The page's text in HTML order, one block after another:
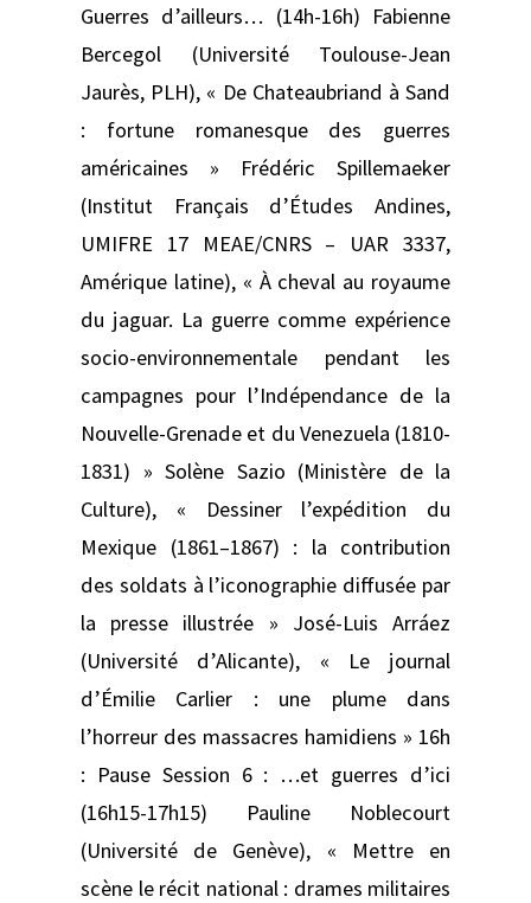
Guerres d’ailleurs… (14h-16h) Fabienne
Bercegol (Université Toulouse-Jean
Jaurès, PLH), « De Chateaubriand à Sand
: fortune romanesque des guerres
américaines » Frédéric Spillemaeker
(Institut Français d’Études Andines,
UMIFRE 17 MEAE/CNRS – UAR 3337,
Amérique latine), « À cheval au royaume
du jaguar. La guerre comme expérience
socio-environnementale pendant les
campagnes pour l’Indépendance de la
Nouvelle-Grenade et du Venezuela (1810-
1831) » Solène Sazio (Ministère de la
Culture), « Dessiner l’expédition du
Mexique (1861–1867) : la contribution
des soldats à l’iconographie diffusée par
la presse illustrée » José-Luis Arráez
(Université d’Alicante), « Le journal
d’Émilie Carlier : une plume dans
l’horreur des massacres hamidiens » 16h
: Pause Session 6 : …et guerres d’ici
(16h15-17h15) Pauline Noblecourt
(Université de Genève), « Mettre en
scène le récit national : drames militaires